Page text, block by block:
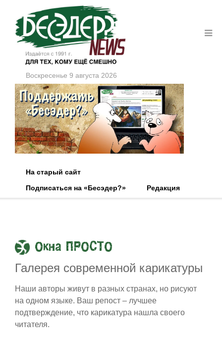
Воскресенье 9 августа 2026
На старый сайт
Подписаться на «Бесэдер?»
Редакция
Окна ПРОСТО
Галерея современной карикатуры
Наши авторы живут в разных странах, но рисуют
на одном языке. Ваш репост – лучшее
подтверждение, что карикатура нашла своего
читателя.